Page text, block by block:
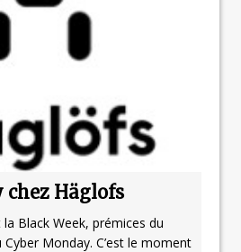
chez Häglofs
la Black Week, prémices du
Cyber Monday. C’est le moment